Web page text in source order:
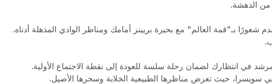
من الدهشة.
شعورًا بـ"قمة العالم" مع بحيرة بريينز أمامك ومناظر الوادي المذهلة أدناه.
في انتظارك لضمان رحلة سلسة للعودة إلى نقطة الاجتماع الأولية.
سويسرا، حيث تعرض مناظرها الطبيعية الخلابة وسحرها الأصيل.